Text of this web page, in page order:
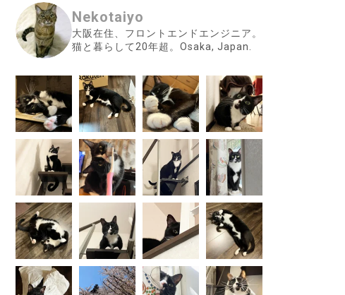
Nekotaiyo
大阪在住、フロントエンドエンジニア。
猫と暮らして20年超。Osaka, Japan.